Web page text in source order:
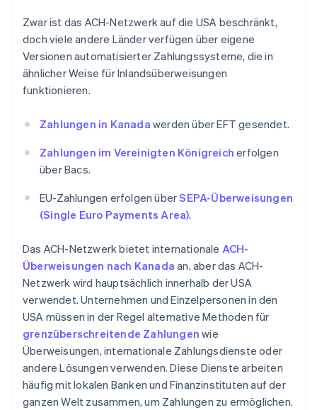
Zwar ist das ACH-Netzwerk auf die USA beschränkt,
doch viele andere Länder verfügen über eigene
Versionen automatisierter Zahlungssysteme, die in
ähnlicher Weise für Inlandsüberweisungen
funktionieren.
Zahlungen in Kanada werden über EFT gesendet.
Zahlungen im Vereinigten Königreich erfolgen
über Bacs.
EU-Zahlungen erfolgen überSEPA-Überweisungen
(Single Euro Payments Area).
Das ACH-Netzwerk bietet internationale ACH-
Überweisungen nach Kanada an, aber das ACH-
Netzwerk wird hauptsächlich innerhalb der USA
verwendet. Unternehmen und Einzelpersonen in den
USA müssen in der Regel alternative Methoden für
grenzüberschreitende Zahlungen wie
Überweisungen, internationale Zahlungsdienste oder
andere Lösungen verwenden. Diese Dienste arbeiten
häufig mit lokalen Banken und Finanzinstituten auf der
ganzen Welt zusammen, um Zahlungen zu ermöglichen.